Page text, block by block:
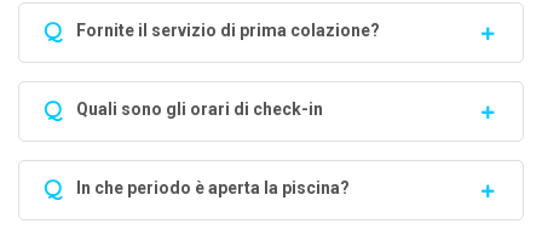
Q Fornite il servizio di prima colazione?
Q Quali sono gli orari di check-in
Q In che periodo è aperta la piscina?